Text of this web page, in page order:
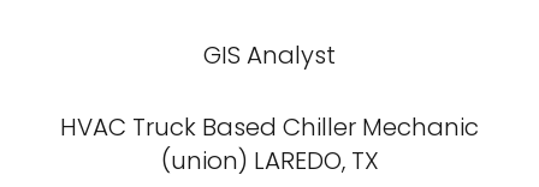
GIS Analyst
HVAC Truck Based Chiller Mechanic
(union) LAREDO, TX